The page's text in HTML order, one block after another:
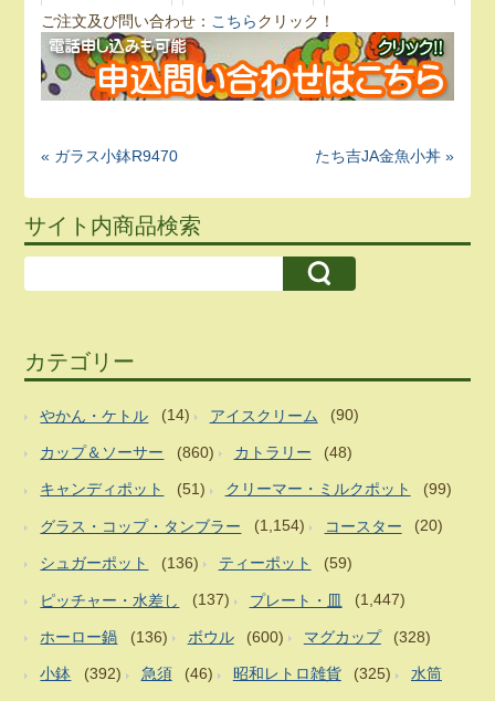
ご注文及び問い合わせ： こちらクリック！
« ガラス小鉢R9470 たち吉JA金魚小丼 »
サイト内商品検索
カテゴリー
やかん・ケトル (14) アイスクリーム (90)
カップ＆ソーサー (860) カトラリー (48)
キャンディポット (51) クリーマー・ミルクポット (99)
グラス・コップ・タンブラー (1,154) コースター (20)
シュガーポット (136) ティーポット (59)
ピッチャー・水差し (137) プレート・皿 (1,447)
ホーロー鍋 (136) ボウル (600) マグカップ (328)
小鉢 (392) 急須 (46) 昭和レトロ雑貨 (325) 水筒